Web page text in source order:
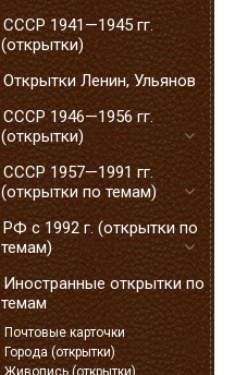
СССР 1941—1945 гг.
(открытки)
Открытки Ленин, Ульянов
СССР 1946—1956 гг.
(открытки)
СССР 1957—1991 гг.
(открытки по темам)
РФ с 1992 г. (открытки по
темам)
Иностранные открытки по
темам
Почтовые карточки
Города (открытки)
Живопись (открытки)